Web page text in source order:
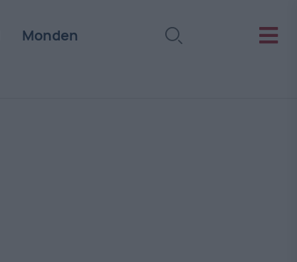
Monden